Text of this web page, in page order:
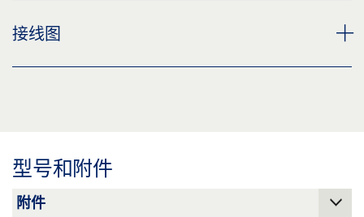
POWERTURN IS/TS, POWERTURN F-IS/TS,
接线图
型号和附件